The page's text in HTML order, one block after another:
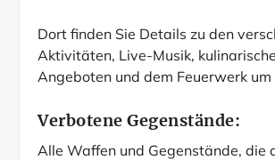
Dort finden Sie Details zu den
Aktivitäten, Live-Musik,
Angeboten und dem Feuerwerk
Verbotene Gegenstände:
Alle Waffen und Gegenstände, die